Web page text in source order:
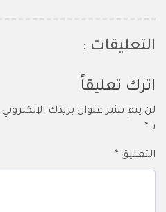
التعليقات :
اترك تعليقاً
لن يتم نشر عنوان بريدك الإلكتروني.
بـ *
التعليق *